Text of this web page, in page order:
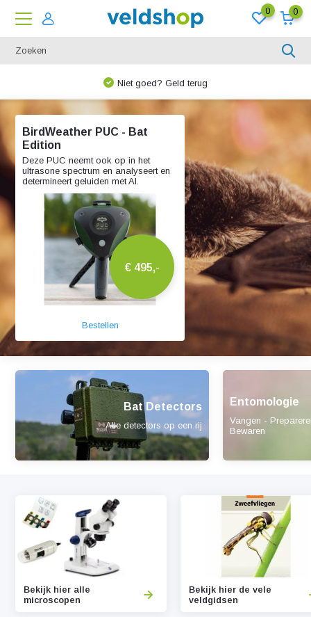
0 0
We denken graag met u
BirdWeather PUC - Bat
Edition
Deze PUC neemt ook op in het
ultrasone spectrum en analyseert en
determineert geluiden met AI.
€ 495,-
Bestellen
Bat Detectors
Alle detectors op een rij
Entomologie
Vangen -
Bewaren
Bekijk hier alle
microscopen
Bekijk hier de vele
veldgidsen